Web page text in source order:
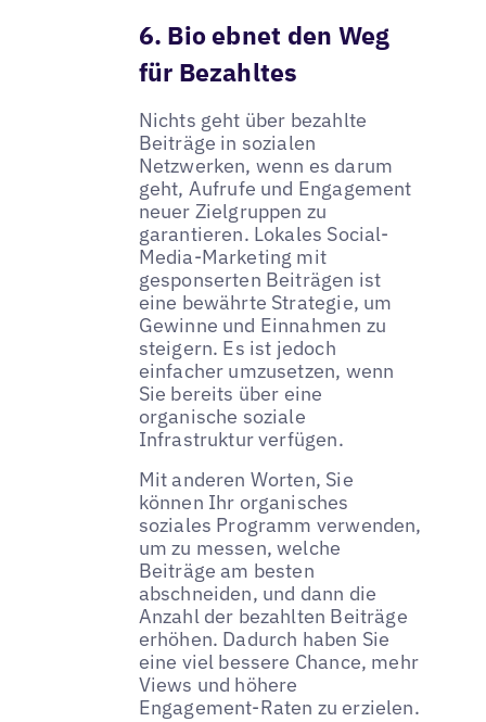
6. Bio ebnet den Weg
für Bezahltes
Nichts geht über bezahlte
Beiträge in sozialen
Netzwerken, wenn es darum
geht, Aufrufe und Engagement
neuer Zielgruppen zu
garantieren. Lokales Social-
Media-Marketing mit
gesponserten Beiträgen ist
eine bewährte Strategie, um
Gewinne und Einnahmen zu
steigern. Es ist jedoch
einfacher umzusetzen, wenn
Sie bereits über eine
organische soziale
Infrastruktur verfügen.
Mit anderen Worten, Sie
können Ihr organisches
soziales Programm verwenden,
um zu messen, welche
Beiträge am besten
abschneiden, und dann die
Anzahl der bezahlten Beiträge
erhöhen. Dadurch haben Sie
eine viel bessere Chance, mehr
Views und höhere
Engagement-Raten zu erzielen.